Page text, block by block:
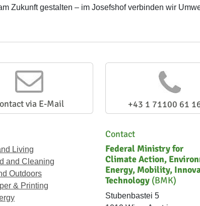
Zukunft gestalten – im Josefshof verbinden wir
via E-Mail +43 1 71100 61
Living
and Cleaning
Outdoors
& Printing
Contact
Federal Ministry for
Climate Action,
Energy, Mobility,
Technology (BMK)
Stubenbastei 5